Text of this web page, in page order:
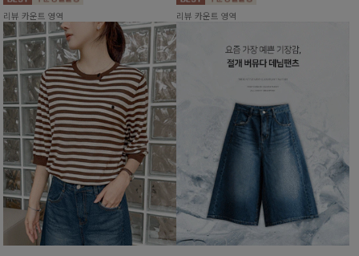
리뷰 카운트 영역 리뷰 카운트 영역